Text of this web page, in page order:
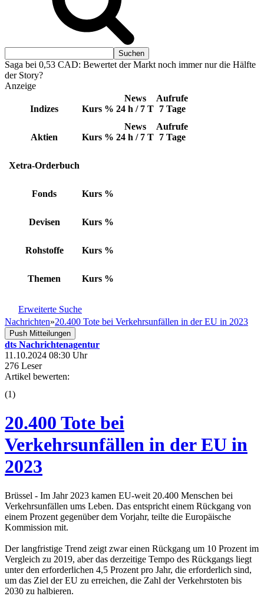
Saga bei 0,53 CAD: Bewertet der Markt noch immer nur die Hälfte
der Story?
Anzeige
Indizes Kurs %
News
24 h / 7 T
Aufrufe
7 Tage
Aktien Kurs %
News
24 h / 7 T
Aufrufe
7 Tage
Xetra-Orderbuch
Fonds Kurs %
Devisen Kurs %
Rohstoffe Kurs %
Themen Kurs %
Erweiterte Suche
Nachrichten»20.400 Tote bei Verkehrsunfällen in der EU in 2023
Push Mitteilungen
dts Nachrichtenagentur
11.10.2024 08:30 Uhr
276 Leser
Artikel bewerten:
(1)
20.400 Tote bei
Verkehrsunfällen in der EU in
2023
Brüssel - Im Jahr 2023 kamen EU-weit 20.400 Menschen bei
Verkehrsunfällen ums Leben. Das entspricht einem Rückgang von
einem Prozent gegenüber dem Vorjahr, teilte die Europäische
Kommission mit.
Der langfristige Trend zeigt zwar einen Rückgang um 10 Prozent im
Vergleich zu 2019, aber das derzeitige Tempo des Rückgangs liegt
unter den erforderlichen 4,5 Prozent pro Jahr, die erforderlich sind,
um das Ziel der EU zu erreichen, die Zahl der Verkehrstoten bis
2030 zu halbieren.